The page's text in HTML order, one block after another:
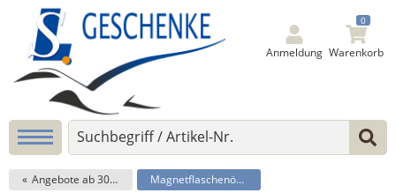
Anmeldung
0
Warenkorb
Angebote ab 30% Rabatt Magnetflaschenöffner LT